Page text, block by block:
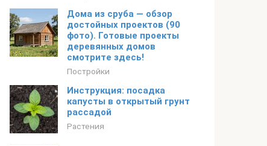
Дома из сруба — обзор
достойных проектов (90
фото). Готовые проекты
деревянных домов
смотрите здесь!
Постройки
Инструкция: посадка
капусты в открытый грунт
рассадой
Растения